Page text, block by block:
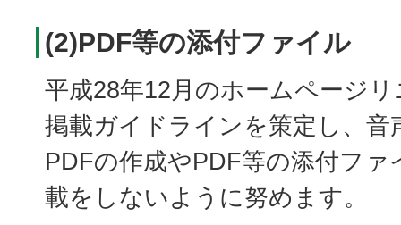
(2)PDF等の添付ファイル
平成28年12月のホームページ
掲載ガイドラインを策定し、音
PDFの作成やPDF等の添付フ
載をしないように努めます。